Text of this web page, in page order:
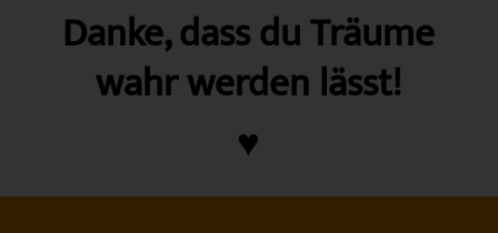
Danke, dass du Träume
wahr werden lässt!
♥️